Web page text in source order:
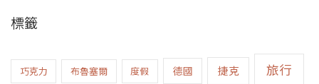
標籤
巧克力 布魯塞爾 度假 德國 捷克
旅行